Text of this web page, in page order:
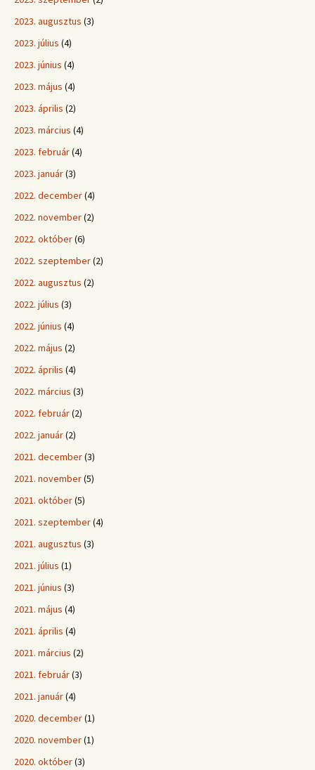
2023. augusztus (3)
2023. július (4)
2023. június (4)
2023. május (4)
2023. április (2)
2023. március (4)
2023. február(4)
2023. január(3)
2022. december(4)
2022. november(2)
2022. október(6)
2022. szeptember(2)
2022. augusztus (2)
2022. július (3)
2022. június (4)
2022. május (2)
2022. április (4)
2022. március (3)
2022. február(2)
2022. január(2)
2021. december(3)
2021. november(5)
2021. október(5)
2021. szeptember(4)
2021. augusztus (3)
2021. július (1)
2021. június (3)
2021. május (4)
2021. április (4)
2021. március (2)
2021. február(3)
2021. január(4)
2020. december(1)
2020. november(1)
2020. október(3)